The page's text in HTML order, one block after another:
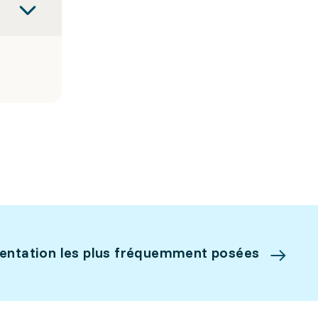
les plus fréquemment posées